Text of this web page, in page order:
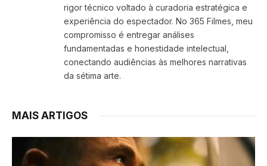
rigor técnico voltado à curadoria estratégica e
experiência do espectador. No 365 Filmes, meu
compromisso é entregar análises
fundamentadas e honestidade intelectual,
conectando audiências às melhores narrativas
da sétima arte.
MAIS ARTIGOS